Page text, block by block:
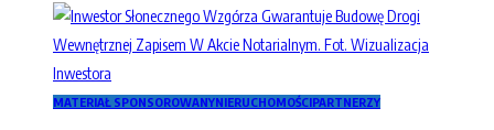
MATERIAŁ SPONSOROWANYNIERUCHOMOŚCIPARTNERZY